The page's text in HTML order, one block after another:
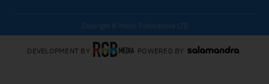
Copyright © Medic Publications LTD
DEVELOPMENT BY POWERED BY